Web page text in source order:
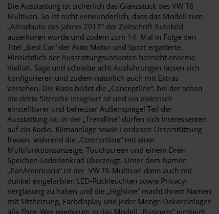
Die Ausstattung ist sicherlich das Glanzstück des VW T6
Multivan. So ist nicht verwunderlich, dass das Modell zum
„Allradauto des Jahres 2017“ der Zeitschrift Autobild
auserkoren wurde und zudem zum 14. Mal in Folge den
Titel „Best Car“ der Auto Motor und Sport ergatterte.
Hinsichtlich der Ausstattungsvarianten herrscht enorme
Vielfalt. Sage und schreibe acht Ausführungen lassen sich
konfigurieren und zudem natürlich auch mit Extras
versehen. Die Basis bildet die „Conceptline“, bei der schon
die dritte Sitzreihe integriert ist und ein elektrisch
einstellbarer und beheizter Außenspiegel Teil der
Ausstattung ist. In der „Trendline“ dürfen sich Interessenten
auf ein Radio, Klimaanlage sowie Lordosen-Unterstützung
freuen, während die „Comfortline“ mit einer
Multifunktionsanzeige, Touchscreen und einem Drei-
Speichen-Lederlenkrad überzeugt. Unter dem Namen
„PanAmericana“ ist der VW T6 Multivan dann auch mit
dunkel eingefärbten LED-Rückleuchten sowie Privacy-
Verglasung zu haben und die „Highline“ macht ihrem Namen
mit Sitzheizung, Farbdisplay und jeder Menge Dekoreinlagen
alle Ehre. Wer wiederum in das Modell „Business“ einsteigt,